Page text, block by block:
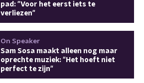
pad: "Voor het eerst iets te
verliezen"
On Speaker
Sam Sosa maakt alleen nog maar
oprechte muziek: "Het hoeft niet
perfect te zijn"